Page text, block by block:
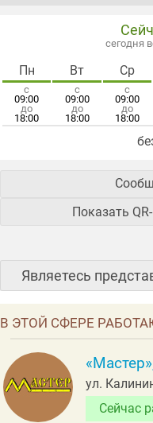
сегодня
Пн
с
09:00
до
18:00
Вт
с
09:00
до
18:00
Ср
с
09:00
до
18:00
Показать
Являетесь
В ЭТОЙ СФЕРЕ
ул.
Сейчас